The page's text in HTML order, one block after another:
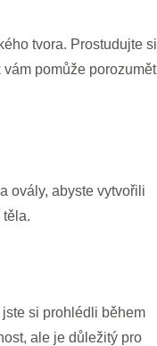
tvora. Prostudujte si
pomůže porozumět
ovály, abyste vytvořili
si prohlédli během
ale je důležitý pro